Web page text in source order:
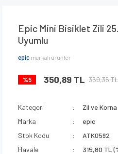
Epic Mini Bisiklet Zili
Uyumlu
epic markalı ürünler
%5 350,89 TL 369,36 TL
Kategori
Zil ve Korna
Marka
epic
Stok Kodu
ATK0592
Havale
315,80 TL